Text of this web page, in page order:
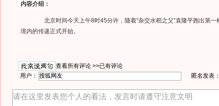
内容介绍：
北京时间今天上午8时45分许，随着“杂交水稻之父”袁隆平跑出第一
境内的传递正式开始。
查看所有评论 >>已有评论
用户：
匿名发表